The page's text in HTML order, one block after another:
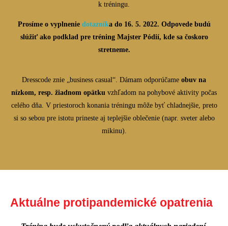
k tréningu.
Prosíme o vyplnenie dotazníkado 16. 5. 2022. Odpovede budú
slúžiť ako podklad pre tréning Majster Pódií, kde sa čoskoro
stretneme.
Dresscode znie „business casual“. Dámam odporúčame obuv na
nízkom, resp. žiadnom opätku vzhľadom na pohybové aktivity počas
celého dňa. V priestoroch konania tréningu môže byť chladnejšie, preto
si so sebou pre istotu prineste aj teplejšie oblečenie (napr. sveter alebo
mikinu).
Aktuálne protipandemické opatrenia